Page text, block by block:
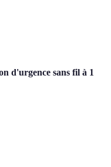
d'urgence sans fil à 1